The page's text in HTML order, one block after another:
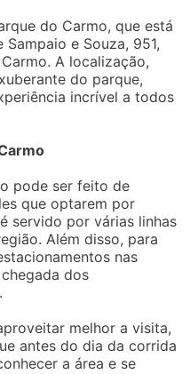
do Carmo, que está
e Souza, 951,
A localização,
do parque,
incrível a todos
pode ser feito de
que optarem por
servido por várias linhas
Além disso, para
nas
dos
melhor a visita,
antes do dia da corrida
a área e se